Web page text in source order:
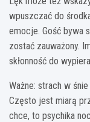
wpuszczać do
emocje. Gość bywa
zostać zauważony.
skłonność do
Ważne: strach w
Często jest miarą
chce, to psychika